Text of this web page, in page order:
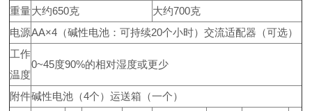
重量大约650克
大约700克
电源AA×4（碱性电池：可持续20个小时）交流适配器（可选）
工作
温度
0~45度90%的相对湿度或更少
附件碱性电池（4个）运送箱（一个）